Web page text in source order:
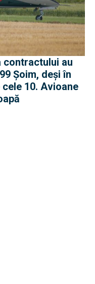
contractului au
Șoim, deși în
10. Avioane